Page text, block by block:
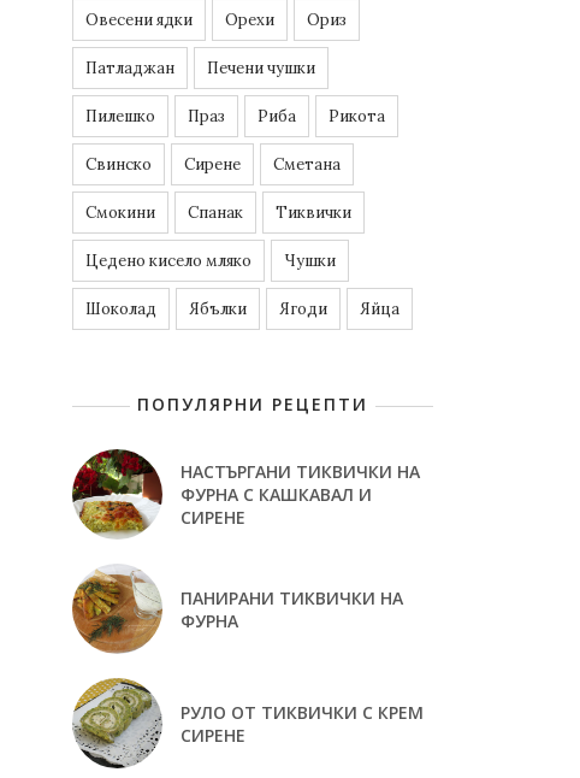
Овесени ядки Орехи Ориз
Патладжан Печени чушки
Пилешко Праз Риба Рикота
Свинско Сирене Сметана
Смокини Спанак Тиквички
Цедено кисело мляко Чушки
Шоколад Ябълки Ягоди Яйца
ПОПУЛЯРНИ РЕЦЕПТИ
НАСТЪРГАНИ ТИКВИЧКИ НА
ФУРНА С КАШКАВАЛ И
СИРЕНЕ
ПАНИРАНИ ТИКВИЧКИ НА
ФУРНА
РУЛО ОТ ТИКВИЧКИ С КРЕМ
СИРЕНЕ